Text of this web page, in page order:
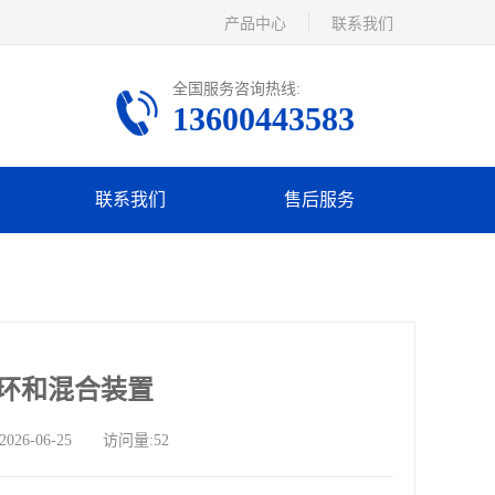
联系我们
产品中心
全国服务咨询热线:
13600443583
联系我们 售后服务
和混合装置
06-25 访问量:52